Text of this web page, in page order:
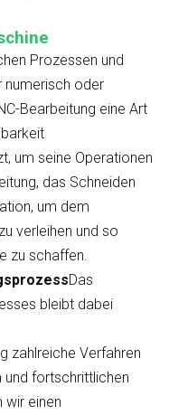
Prozessen und
numerisch oder
Bearbeitung eine Art
um seine Operationen
das Schneiden
um dem
verleihen und so
zu schaffen.
Das
bleibt dabei
zahlreiche Verfahren
und fortschrittlichen
wir einen